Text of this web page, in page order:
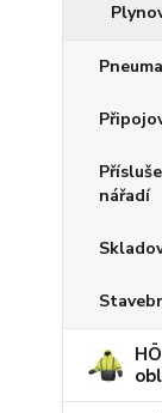
nářadí